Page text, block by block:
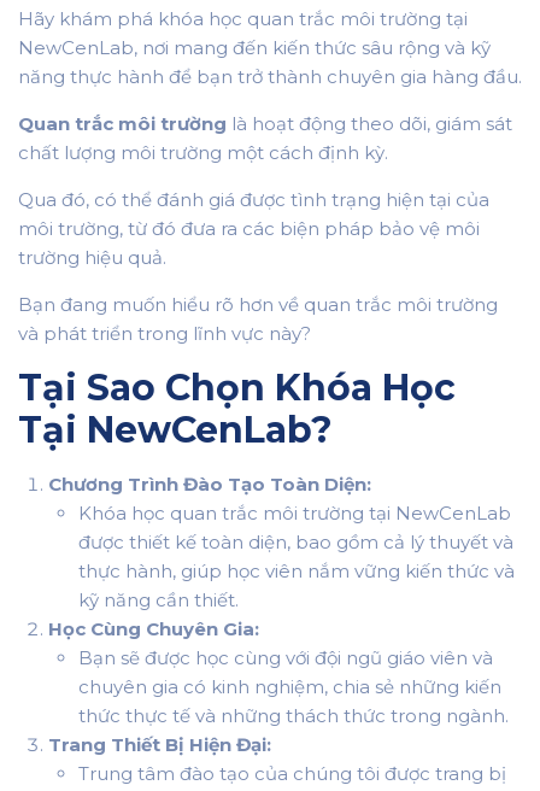
Hãy khám phá khóa học quan trắc môi trường tại
NewCenLab, nơi mang đến kiến thức sâu rộng và kỹ
năng thực hành để bạn trở thành chuyên gia hàng đầu.
Quan trắc môi trường là hoạt động theo dõi, giám sát
chất lượng môi trường một cách định kỳ.
Qua đó, có thể đánh giá được tình trạng hiện tại của
môi trường, từ đó đưa ra các biện pháp bảo vệ môi
trường hiệu quả.
Bạn đang muốn hiểu rõ hơn về quan trắc môi trường
và phát triển trong lĩnh vực này?
Tại Sao Chọn Khóa Học
Tại NewCenLab?
Chương Trình Đào Tạo Toàn Diện:
Khóa học quan trắc môi trường tại NewCenLab
được thiết kế toàn diện, bao gồm cả lý thuyết và
thực hành, giúp học viên nắm vững kiến thức và
kỹ năng cần thiết.
Học Cùng Chuyên Gia:
Bạn sẽ được học cùng với đội ngũ giáo viên và
chuyên gia có kinh nghiệm, chia sẻ những kiến
thức thực tế và những thách thức trong ngành.
Trang Thiết Bị Hiện Đại:
Trung tâm đào tạo của chúng tôi được trang bị